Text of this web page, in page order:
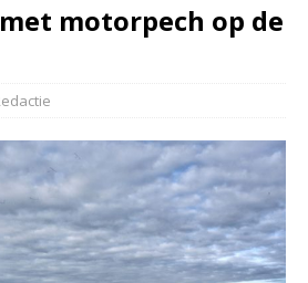
motorpech op de